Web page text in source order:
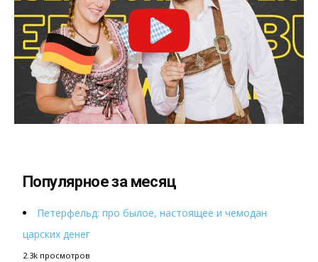
Популярное за месяц
Петерфельд: про былое, настоящее и чемодан
царских денег
2.3k просмотров